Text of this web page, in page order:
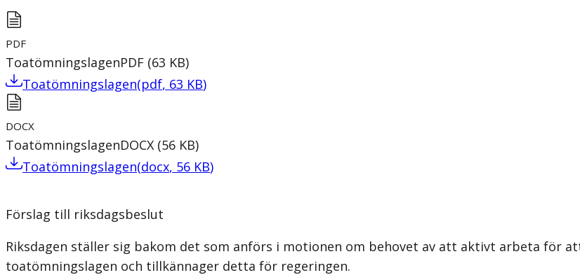
PDF
ToatömningslagenPDF (63 KB)
Toatömningslagen(pdf, 63 KB)
DOCX
ToatömningslagenDOCX (56 KB)
Toatömningslagen(docx, 56 KB)
Förslag till riksdagsbeslut
Riksdagen ställer sig bakom det som anförs i motionen om behovet av att aktivt arbeta för
toatömningslagen och tillkännager detta för regeringen.